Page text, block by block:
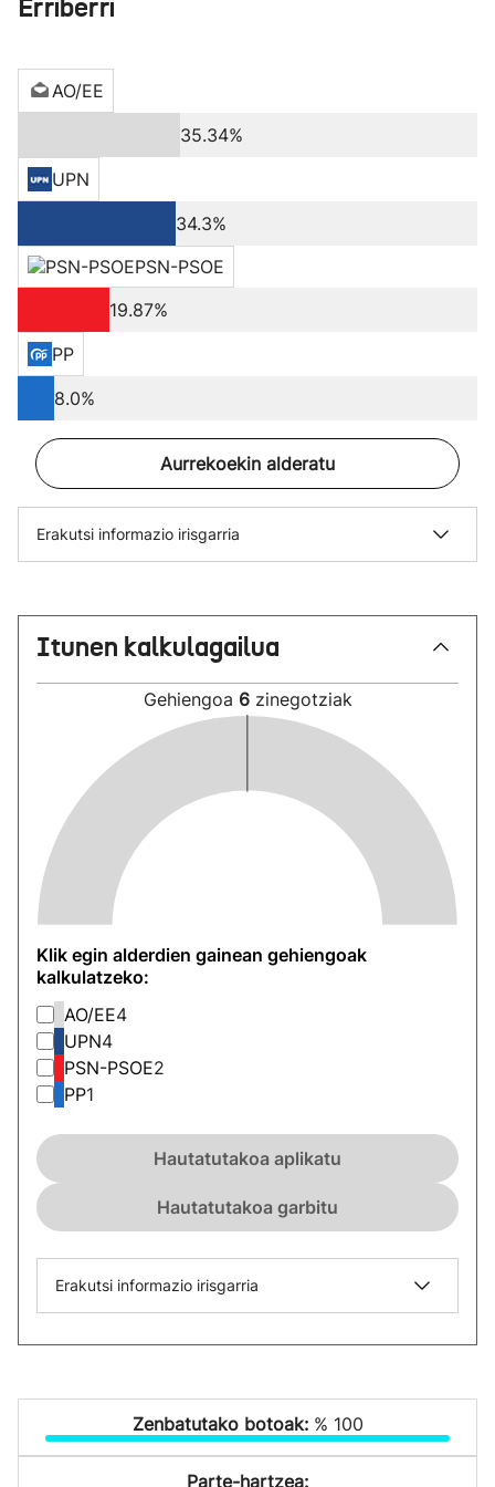
Erriberri
AO/EE
35.34%
UPN
34.3%
PSN-PSOE
19.87%
PP
8.0%
Aurrekoekin alderatu
Erakutsi informazio irisgarria
Itunen kalkulagailua
Gehiengoa 6 zinegotziak
Klik egin alderdien gainean gehiengoak
kalkulatzeko:
AO/EE4
UPN4
PSN-PSOE2
PP1
Hautatutakoa aplikatu
Hautatutakoa garbitu
Erakutsi informazio irisgarria
Zenbatutako botoak: % 100
Parte-hartzea: